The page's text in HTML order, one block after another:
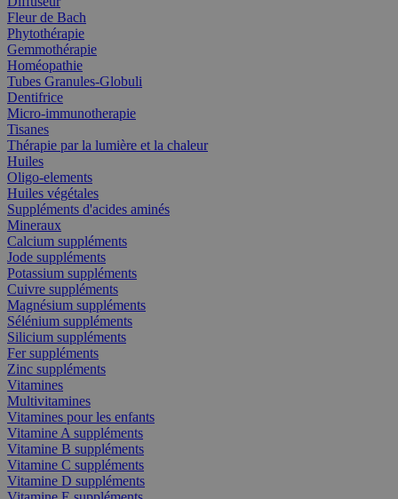
Fleur de Bach
Phytothérapie
Gemmothérapie
Homéopathie
Tubes Granules-Globuli
Dentifrice
Micro-immunotherapie
Tisanes
Thérapie par la lumière et la chaleur
Huiles
Oligo-elements
Huiles végétales
Suppléments d'acides aminés
Mineraux
Calcium suppléments
Jode suppléments
Potassium suppléments
Cuivre suppléments
Magnésium suppléments
Sélénium suppléments
Silicium suppléments
Fer suppléments
Zinc suppléments
Vitamines
Multivitamines
Vitamines pour les enfants
Vitamine A suppléments
Vitamine B suppléments
Vitamine C suppléments
Vitamine D suppléments